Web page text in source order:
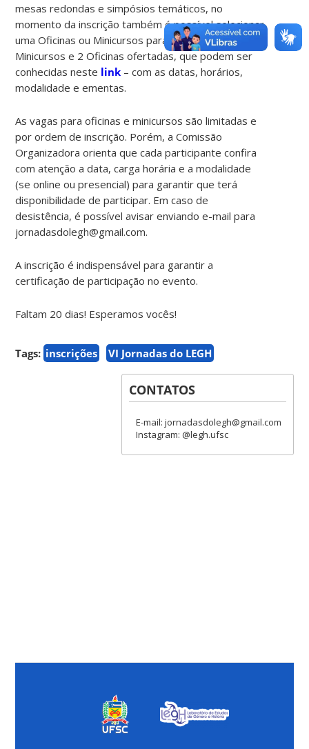
mesas redondas e simpósios temáticos, no
momento da inscrição também é possível selecionar
uma Oficinas ou Minicursos para participar. São 6
Minicursos e 2 Oficinas ofertadas, que podem ser
conhecidas neste link – com as datas, horários,
modalidade e ementas.
As vagas para oficinas e minicursos são limitadas e
por ordem de inscrição. Porém, a Comissão
Organizadora orienta que cada participante confira
com atenção a data, carga horária e a modalidade
(se online ou presencial) para garantir que terá
disponibilidade de participar. Em caso de
desistência, é possível avisar enviando e-mail para
jornadasdolegh@gmail.com.
A inscrição é indispensável para garantir a
certificação de participação no evento.
Faltam 20 dias! Esperamos vocês!
Tags: inscrições VI Jornadas do LEGH
CONTATOS
E-mail: jornadasdolegh@gmail.com
Instagram: @legh.ufsc